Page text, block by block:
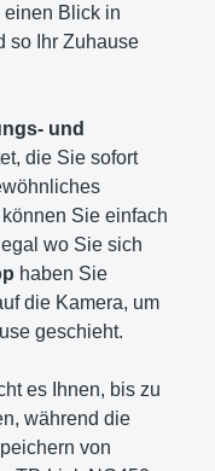
einen Blick in
so Ihr Zuhause
und
die Sie sofort
können Sie einfach
wo Sie sich
haben Sie
die Kamera, um
geschieht.
es Ihnen, bis zu
während die
von